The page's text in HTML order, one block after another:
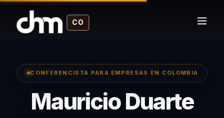
CO
CONFERENCISTA PARA EMPRESAS EN COLOMBIA
Mauricio Duarte–